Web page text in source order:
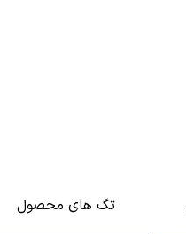
تگ های محصول